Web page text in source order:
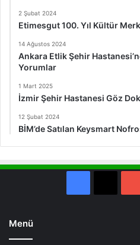
2 Şubat 2024
Etimesgut 100. Yıl Kültür
14 Ağustos 2024
Ankara Etlik Şehir
Yorumlar
1 Mart 2025
İzmir Şehir Hastanesi Göz
12 Şubat 2024
BİM’de Satılan Keysmart
Menü